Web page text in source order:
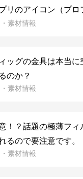
リのアイコン（プロ
で効果絶大です！！
素材情報
ッグの金具は本当
のか？
素材情報
！？話題の極薄フィ
るので要注意です。
素材情報